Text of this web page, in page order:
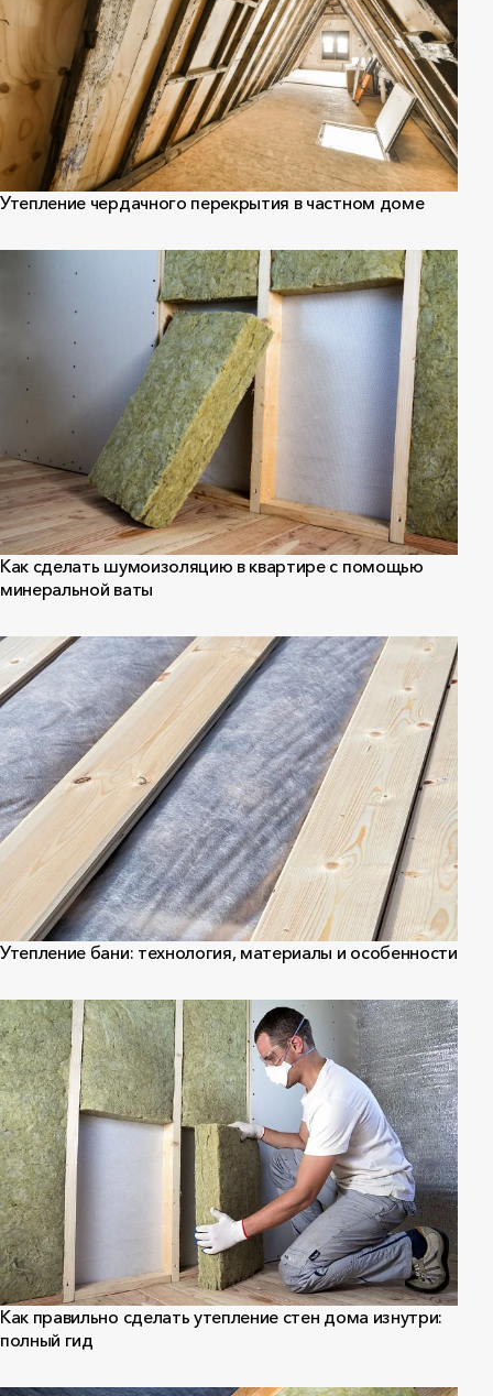
Утепление чердачного перекрытия в частном доме
Как сделать шумоизоляцию в квартире с помощью
минеральной ваты
Утепление бани: технология, материалы и особенности
Как правильно сделать утепление стен дома изнутри:
полный гид